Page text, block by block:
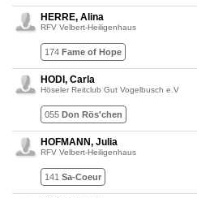
HERRE, Alina
RFV Velbert-Heiligenhaus
174 Fame of Hope
HODI, Carla
Höseler Reitclub Gut Vogelbusch e.V
055 Don Rös'chen
HOFMANN, Julia
RFV Velbert-Heiligenhaus
141 Sa-Coeur